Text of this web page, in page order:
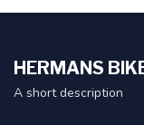
HERMANS
A short description